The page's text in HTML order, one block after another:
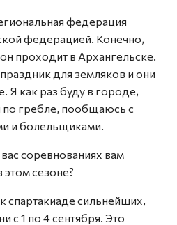
федерация
федерацией. Конечно,
проходит в Архангельске.
для земляков и они
Я как раз буду в городе,
по гребле, пообщаюсь с
и болельщиками.
соревнованиях вам
этом сезоне?
спартакиаде сильнейших,
с 1 по 4 сентября. Это